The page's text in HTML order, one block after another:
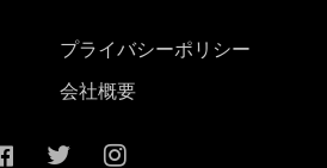
プライバシーポリシー
会社概要